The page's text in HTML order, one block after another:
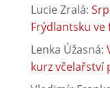
Lucie Zralá:
Frýdlantsku
Lenka Úžasná:
kurz včelařství